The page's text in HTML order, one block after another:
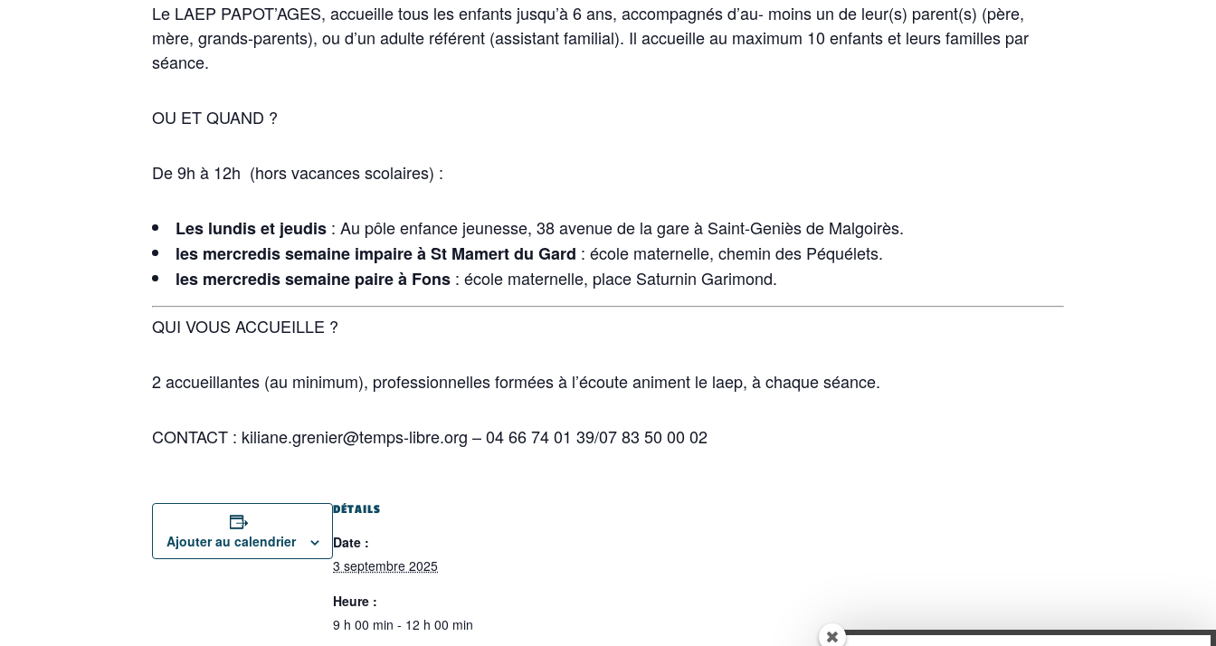
Le LAEP PAPOT’AGES, accueille tous les enfants jusqu’à 6 ans, accompagnés d’au- moins un de leur(s) parent(s) (père,
mère, grands-parents), ou d’un adulte référent (assistant familial). Il accueille au maximum 10 enfants et leurs familles par
séance.
OU ET QUAND ?
De 9h à 12h (hors vacances scolaires) :
Les lundis et jeudis : Au pôle enfance jeunesse, 38 avenue de la gare à Saint-Geniès de Malgoirès.
les mercredis semaine impaire à St Mamert du Gard : école maternelle, chemin des Péquélets.
les mercredis semaine paire à Fons : école maternelle, place Saturnin Garimond.
QUI VOUS ACCUEILLE ?
2 accueillantes (au minimum), professionnelles formées à l’écoute animent le laep, à chaque séance.
CONTACT : kiliane.grenier@temps-libre.org – 04 66 74 01 39/07 83 50 00 02
Ajouter au calendrier
DÉTAILS
Date :
3 septembre 2025
Heure :
9 h 00 min - 12 h 00 min